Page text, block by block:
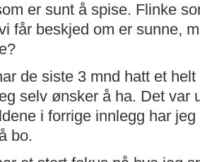
er sunt å spise. Flinke
får beskjed om er sunne,
de siste 3 mnd hatt et
selv ønsker å ha. Det var
i forrige innlegg har
bo.